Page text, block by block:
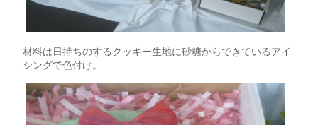
材料は日持ちのするクッキー生地に砂糖からできているアイ
シングで色付け。